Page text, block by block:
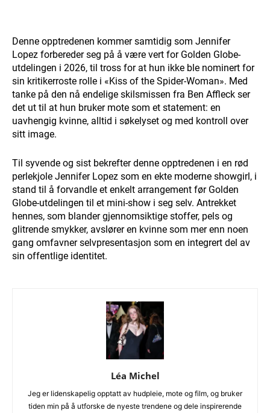
Denne opptredenen kommer samtidig som Jennifer
Lopez forbereder seg på å være vert for Golden Globe-
utdelingen i 2026, til tross for at hun ikke ble nominert for
sin kritikerroste rolle i «Kiss of the Spider-Woman». Med
tanke på den nå endelige skilsmissen fra Ben Affleck ser
det ut til at hun bruker mote som et statement: en
uavhengig kvinne, alltid i søkelyset og med kontroll over
sitt image.
Til syvende og sist bekrefter denne opptredenen i en rød
perlekjole Jennifer Lopez som en ekte moderne showgirl, i
stand til å forvandle et enkelt arrangement før Golden
Globe-utdelingen til et mini-show i seg selv. Antrekket
hennes, som blander gjennomsiktige stoffer, pels og
glitrende smykker, avslører en kvinne som mer enn noen
gang omfavner selvpresentasjon som en integrert del av
sin offentlige identitet.
Léa Michel
Jeg er lidenskapelig opptatt av hudpleie, mote og film, og bruker
tiden min på å utforske de nyeste trendene og dele inspirerende